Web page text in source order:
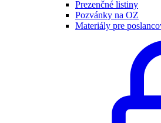
Prezenčné listiny
Pozvánky na OZ
Materiály pre